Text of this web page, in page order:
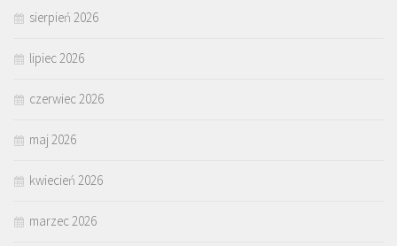
sierpień 2026
lipiec 2026
czerwiec 2026
maj 2026
kwiecień 2026
marzec 2026